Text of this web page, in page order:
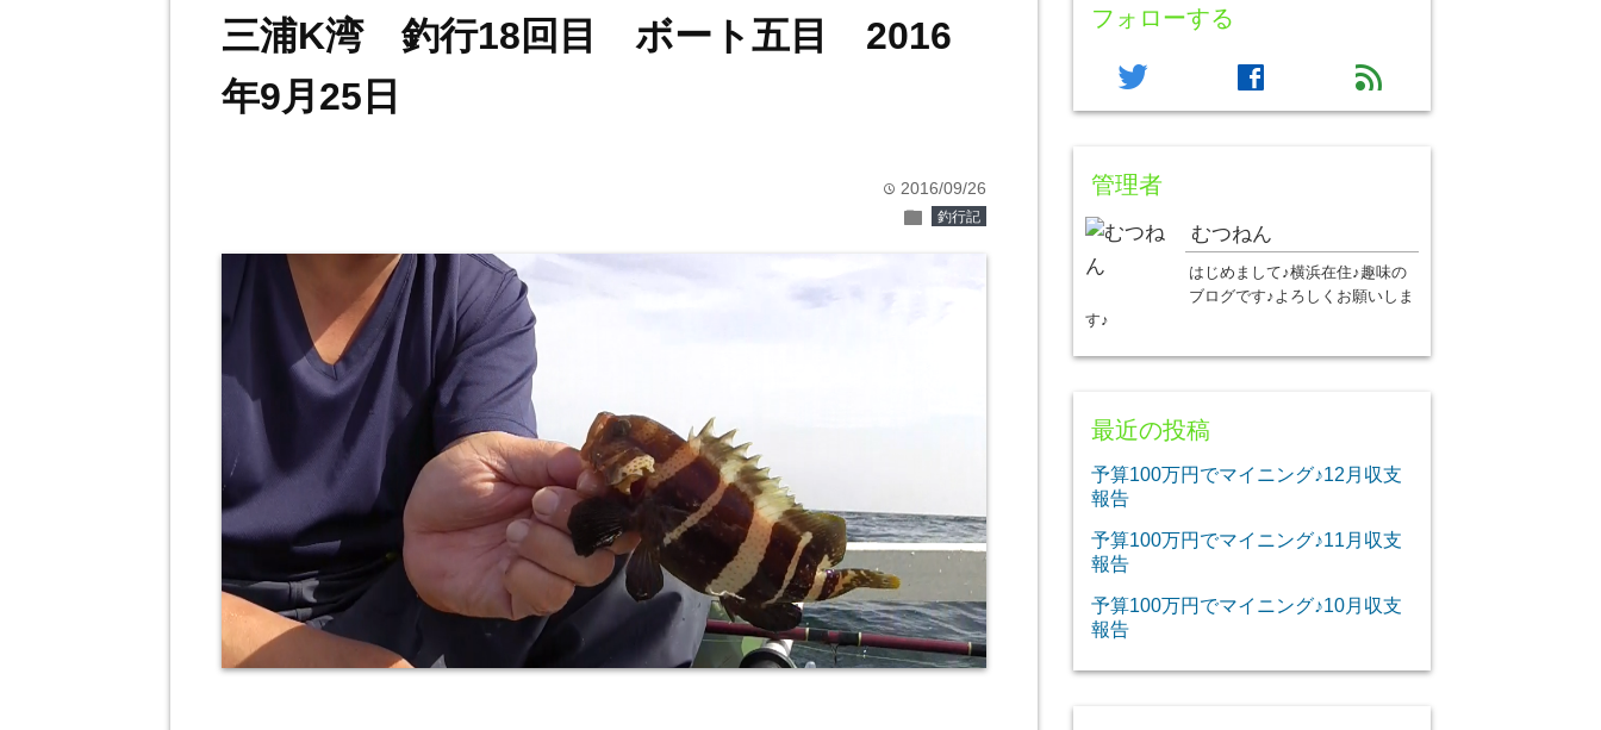
三浦K湾 釣行18回目 ボート五目 2016
年9月25日
time 2016/09/26
folder 釣行記
フォローする
twitter facebook feed
管理者
むつねん
はじめまして♪横浜在住♪趣味の
ブログです♪よろしくお願いしま
す♪
最近の投稿
予算100万円でマイニング♪12月収支
報告
予算100万円でマイニング♪11月収支
報告
予算100万円でマイニング♪10月収支
報告